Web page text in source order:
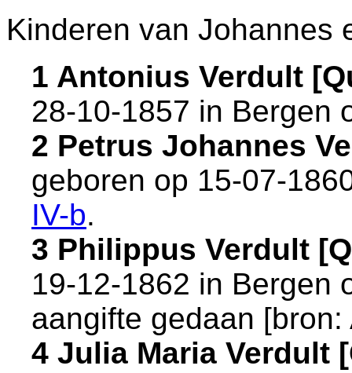
Kinderen van Johannes
1 Antonius Verdult
28-10-1857 in Bergen
2 Petrus Johannes
geboren op 15-07-
IV-b.
3 Philippus Verdult
19-12-1862 in Bergen
aangifte gedaan [bron:
4 Julia Maria Verdult